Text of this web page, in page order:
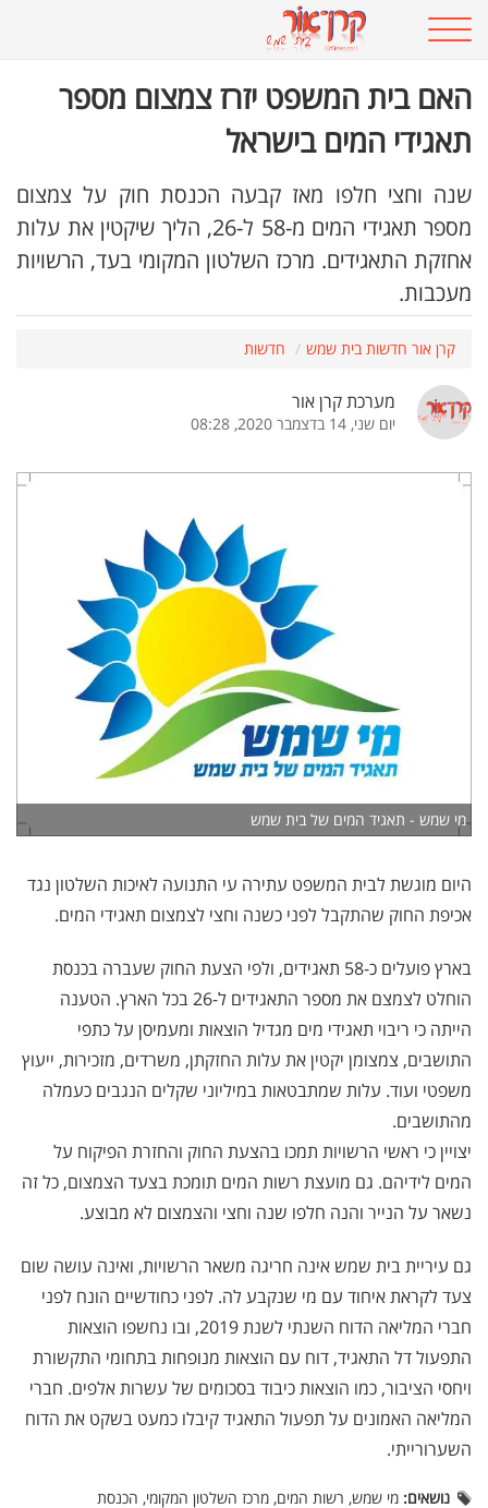
האם בית המשפט יזרז צמצום מספר
תאגידי המים בישראל
שנה וחצי חלפו מאז קבעה הכנסת חוק על צמצום
מספר תאגידי המים מ-58 ל-26, הליך שיקטין את עלות
אחזקת התאגידים. מרכז השלטון המקומי בעד, הרשויות
מעכבות.
קרן אור חדשות בית שמש חדשות
מערכת קרן אור
יום שני, 14 בדצמבר 2020, 08:28
מי שמש - תאגיד המים של בית שמש
היום מוגשת לבית המשפט עתירה עי התנועה לאיכות השלטון נגד
אכיפת החוק שהתקבל לפני כשנה וחצי לצמצום תאגידי המים.
בארץ פועלים כ-58 תאגידים, ולפי הצעת החוק שעברה בכנסת
הוחלט לצמצם את מספר התאגידים ל-26 בכל הארץ. הטענה
הייתה כי ריבוי תאגידי מים מגדיל הוצאות ומעמיסן על כתפי
התושבים, צמצומן יקטין את עלות החזקתן, משרדים, מזכירות, ייעוץ
משפטי ועוד. עלות שמתבטאות במיליוני שקלים הנגבים כעמלה
מהתושבים.
יצויין כי ראשי הרשויות תמכו בהצעת החוק והחזרת הפיקוח על
המים לידיהם. גם מועצת רשות המים תומכת בצעד הצמצום, כל זה
נשאר על הנייר והנה חלפו שנה וחצי והצמצום לא מבוצע.
גם עיריית בית שמש אינה חריגה משאר הרשויות, ואינה עושה שום
צעד לקראת איחוד עם מי שנקבע לה. לפני כחודשיים הונח לפני
חברי המליאה הדוח השנתי לשנת 2019, ובו נחשפו הוצאות
התפעול דל התאגיד, דוח עם הוצאות מנופחות בתחומי התקשורת
ויחסי הציבור, כמו הוצאות כיבוד בסכומים של עשרות אלפים. חברי
המליאה האמונים על תפעול התאגיד קיבלו כמעט בשקט את הדוח
השערורייתי.
נושאים: מי שמש, רשות המים, מרכז השלטון המקומי, הכנסת